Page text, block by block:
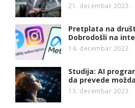
21. decembar 2023.
Pretplata na
Dobrodošli na
14. decembar 2023.
Studija: AI
da prevede
13. decembar 2023.